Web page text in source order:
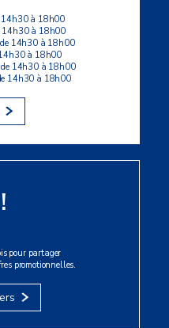
14h30 à 18h00
14h30 à 18h00
de 14h30 à 18h00
à 18h00
de 14h30 à 18h00
14h30 à 18h00
pour partager
promotionnelles.